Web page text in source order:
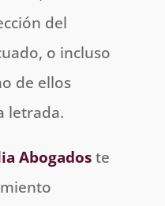
del
o incluso
de ellos
letrada.
Abogadoste